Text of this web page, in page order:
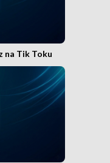
na Tik Toku